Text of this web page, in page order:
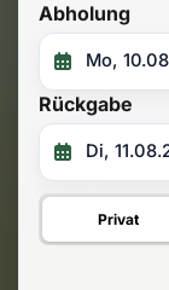
Abholung
Rückgabe
Privat